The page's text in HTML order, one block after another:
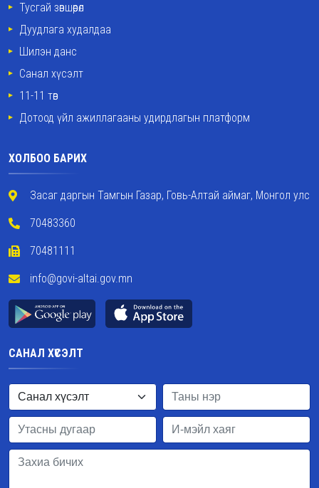
Тусгай зөвшөөрөл
Дуудлага худалдаа
Шилэн данс
Санал хүсэлт
11-11 төв
Дотоод үйл ажиллагааны удирдлагын платформ
ХОЛБОО БАРИХ
Засаг даргын Тамгын Газар, Говь-Алтай аймаг, Монгол улс
70483360
70481111
info@govi-altai.gov.mn
САНАЛ ХҮСЭЛТ